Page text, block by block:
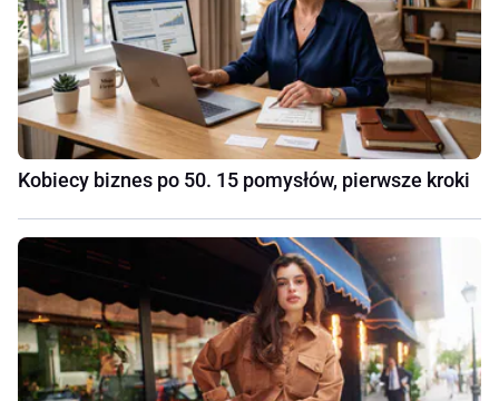
Kobiecy biznes po 50. 15 pomysłów, pierwsze kroki